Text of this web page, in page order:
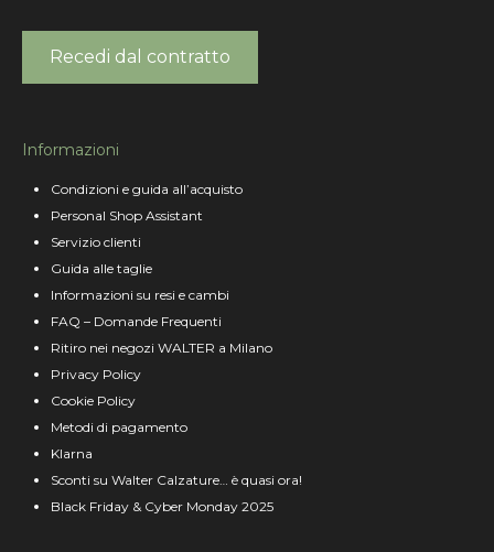
Recedi dal contratto
Informazioni
Condizioni e guida all’acquisto
Personal Shop Assistant
Servizio clienti
Guida alle taglie
Informazioni su resi e cambi
FAQ – Domande Frequenti
Ritiro nei negozi WALTER a Milano
Privacy Policy
Cookie Policy
Metodi di pagamento
Klarna
Sconti su Walter Calzature… è quasi ora!
Black Friday & Cyber Monday 2025